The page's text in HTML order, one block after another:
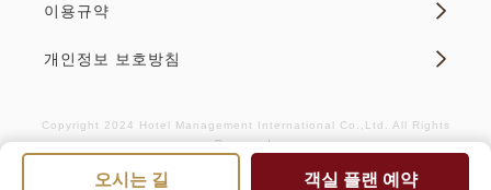
오시는 길 객실 플랜 예약
이용규약
개인정보 보호방침
Copyright 2024 Hotel Management International Co.,Ltd. All Rights
Reserved.